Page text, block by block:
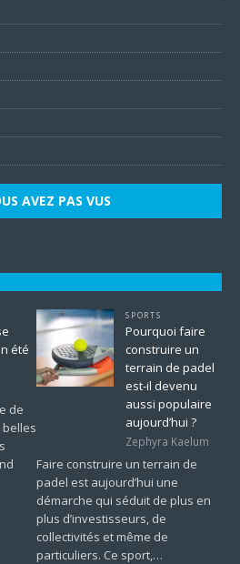
AVEZ PAS VUS
été
de
SPORTS
Pourquoi faire
construire un
terrain de padel
est-il devenu
aussi populaire
aujourd’hui ?
Zephyra Kaelum
Faire construire un terrain de
padel est aujourd’hui une
démarche qui séduit de plus en
plus d’investisseurs, de
collectivités et même de
particuliers. Ce sport,…